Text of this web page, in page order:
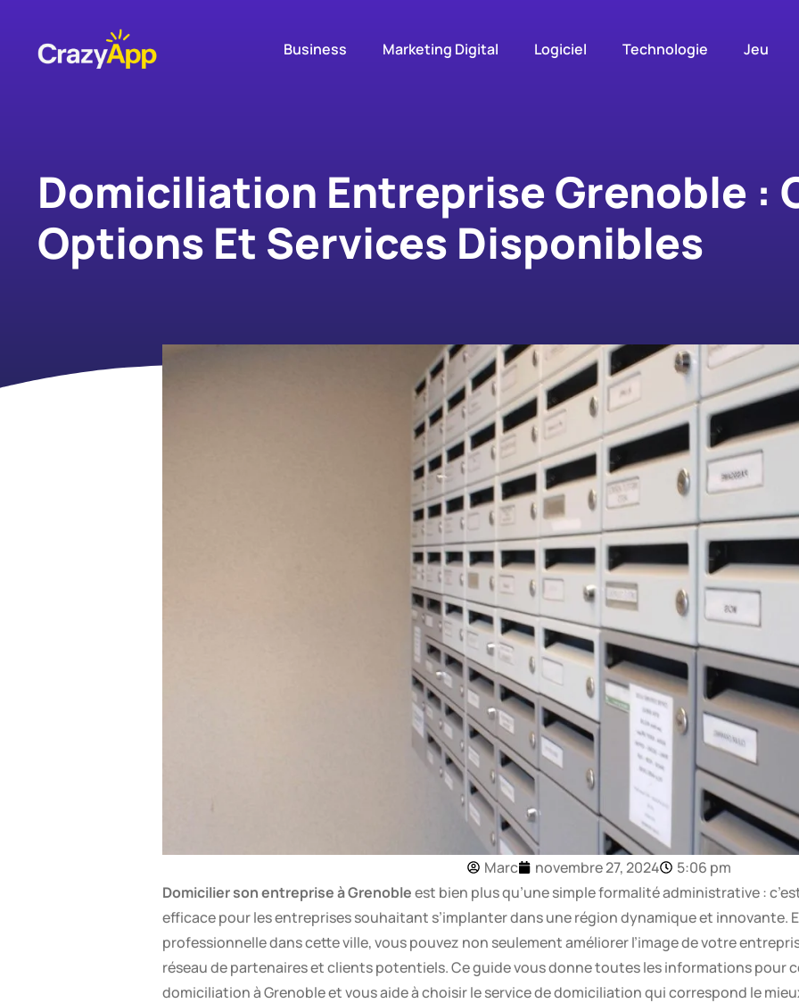
Business Marketing Digital Logiciel Technologie Jeu
Domiciliation Entreprise Grenoble :
Options Et Services Disponibles
Marc novembre 27, 2024
5:06 pm
Domicilier son entreprise à Grenobleest bien plus qu’une simple formalité administrative :
efficace pour les entreprises souhaitant s’implanter dans une région dynamique et innovante.
professionnelle dans cette ville, vous pouvez non seulement améliorer l’image de votre
réseau de partenaires et clients potentiels. Ce guide vous donne toutes les informations pour
domiciliation à Grenoble et vous aide à choisir le service de domiciliation qui correspond le